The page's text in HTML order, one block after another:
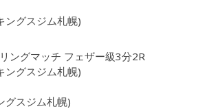
ングスジム札幌)
ングマッチ フェザー級3分2R
ングスジム札幌)
グスジム札幌)